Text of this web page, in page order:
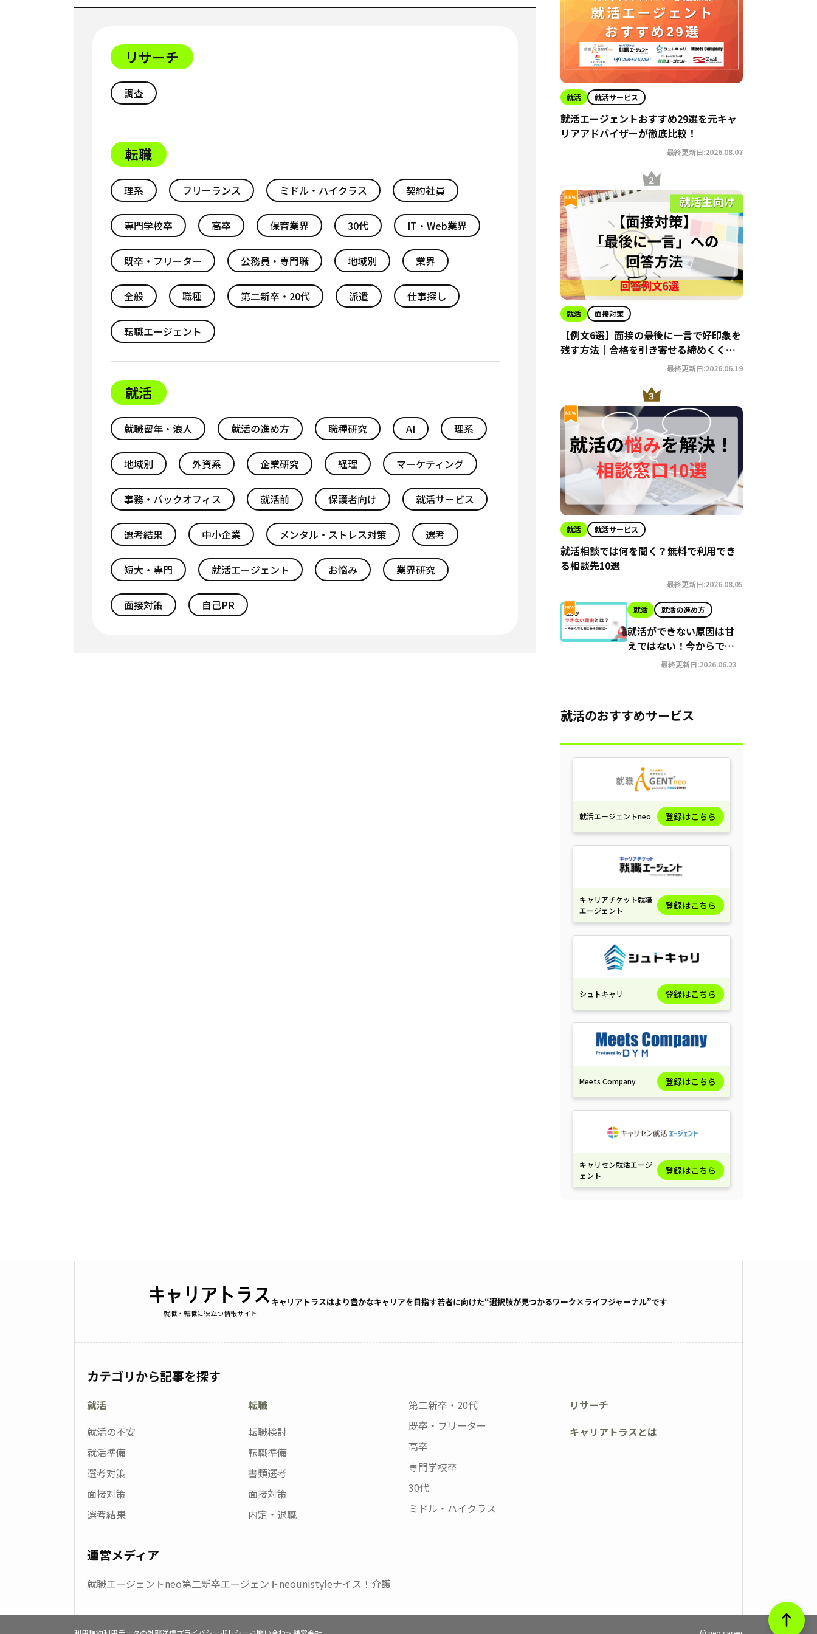
リサーチ
調査
転職
理系 フリーランス ミドル・ハイクラス 契約社員
専門学校卒 高卒 保育業界 30代 IT・Web業界
既卒・フリーター 公務員・専門職 地域別 業界
全般 職種 第二新卒・20代 派遣 仕事探し
転職エージェント
就活
就職留年・浪人 就活の進め方 職種研究 AI 理系
地域別 外資系 企業研究 経理 マーケティング
事務・バックオフィス 就活前 保護者向け 就活サービス
選考結果 中小企業 メンタル・ストレス対策 選考
短大・専門 就活エージェント お悩み 業界研究
面接対策 自己PR
就活 就活サービス
就活エージェントおすすめ29選を元キャ
リアアドバイザーが徹底比較！
最終更新日:2026.08.07
就活 面接対策
【例文6選】面接の最後に一言で好印象を
残す方法｜合格を引き寄せる締めくくり
最終更新日:2026.06.19
就活 就活サービス
就活相談では何を聞く？無料で利用でき
る相談先10選
最終更新日:2026.08.05
就活 就活の進め方
就活ができない原因は甘
えではない！今からでも
間に合う就職への対処法
最終更新日:2026.06.23
就活のおすすめサービス
就活エージェントneo 登録はこちら
キャリアチケット就職
エージェント
登録はこちら
シュトキャリ 登録はこちら
Meets Company 登録はこちら
キャリセン就活エージ
ェント
登録はこちら
就職・転職に役立つ情報サイト
キャリアトラスはより豊かなキャリアを目指す若者に向けた“選択肢が見つかるワーク×ライフジャーナル”です
カテゴリから記事を探す
就活
就活の不安
就活準備
選考対策
面接対策
選考結果
転職
転職検討
転職準備
書類選考
面接対策
内定・退職
第二新卒・20代
既卒・フリーター
高卒
専門学校卒
30代
ミドル・ハイクラス
リサーチ
キャリアトラスとは
運営メディア
就職エージェントneo第二新卒エージェントneounistyleナイス！介護